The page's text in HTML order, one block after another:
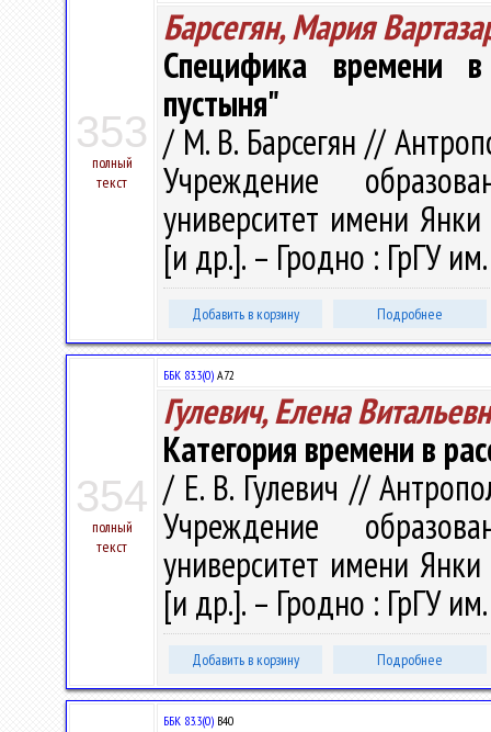
353
полный
текст
Барсегян, Мария
Специфика времени
пустыня"
/ М. В. Барсегян //
Учреждение
университет имени
[и др.]. – Гродно : ГрГУ
Добавить в корзину Подробнее
354
полный
текст
ББК 83.3(0) А72
Гулевич, Елена
Категория времени в
/ Е. В. Гулевич //
Учреждение
университет имени
[и др.]. – Гродно : ГрГУ
Добавить в корзину Подробнее
ББК 83.3(0) В40